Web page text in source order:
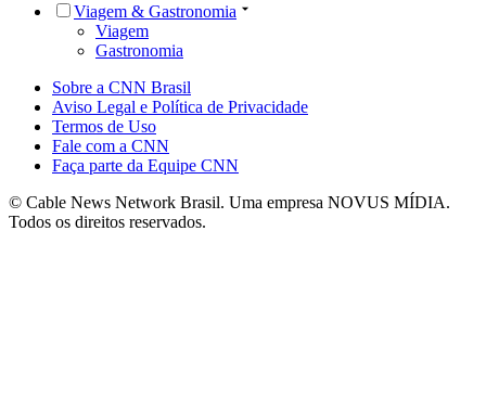
Viagem & Gastronomia
Viagem
Gastronomia
Sobre a CNN Brasil
Aviso Legal e Política de Privacidade
Termos de Uso
Fale com a CNN
Faça parte da Equipe CNN
© Cable News Network Brasil. Uma empresa NOVUS MÍDIA.
Todos os direitos reservados.